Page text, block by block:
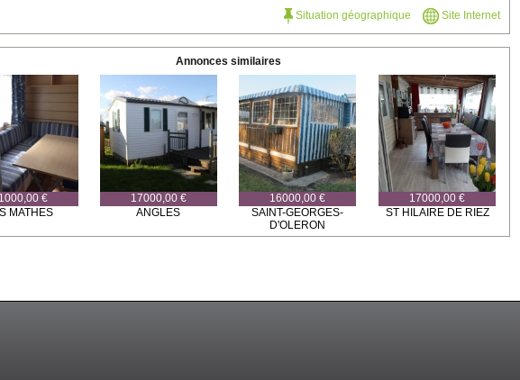
Situation géographique
Site Internet
Annonces similaires
€
MATHES
17000,00 €
ANGLES
16000,00 €
SAINT-GEORGES-
D'OLERON
17000,00 €
ST HILAIRE DE RIEZ